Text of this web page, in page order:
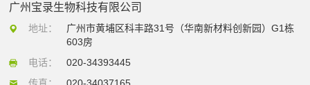
广州宝录生物科技有限公司
地址：
广州市黄埔区科丰路31号（华南新材料创新园）G1栋
603房
电话：
020-34393445